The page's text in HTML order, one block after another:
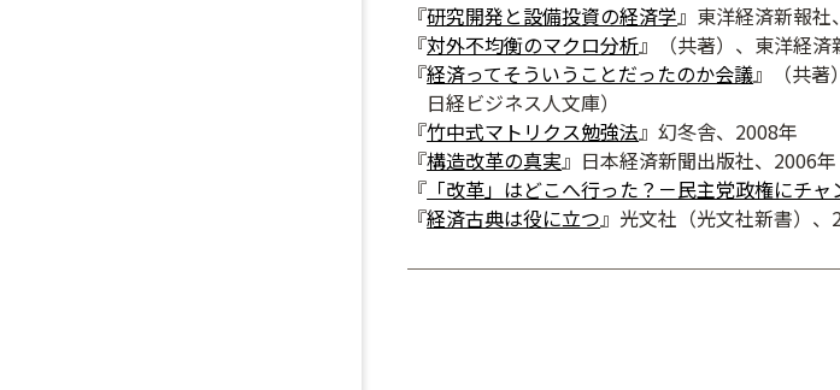
『研究開発と設備投資の経済学』東洋経済新報
『対外不均衡のマクロ分析』（共著）、東洋経
『経済ってそういうことだったのか会議』（共著
日経ビジネス人文庫）
『竹中式マトリクス勉強法』幻冬舎、2008年
『構造改革の真実』日本経済新聞出版社、2006年
『 「改革」はどこへ行った？－民主党政権にチ
『経済古典は役に立つ』光文社（光文社新書）、